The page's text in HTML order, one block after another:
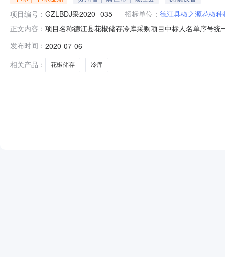
项目编号： GZLBDJ采2020--035 招标单位： 德江县椒之源花椒
正文内容： 项目名称德江县花椒储存冷库采购项目中标人名单序号
人:徐光明5、项目联系人电话:0856-85300666、项目用
发布时间： 2020-07-06
相关产品：
花椒储存 冷库